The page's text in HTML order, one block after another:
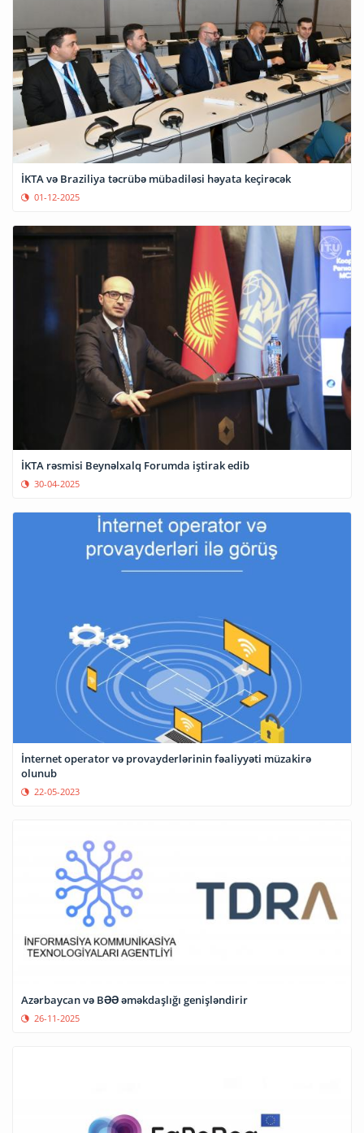
İKTA və Braziliya təcrübə mübadiləsi həyata keçirəcək
01-12-2025
İKTA rəsmisi Beynəlxalq Forumda iştirak edib
30-04-2025
İnternet operator və provayderlərinin fəaliyyəti müzakirə
olunub
22-05-2023
Azərbaycan və BƏƏ əməkdaşlığı genişləndirir
26-11-2025